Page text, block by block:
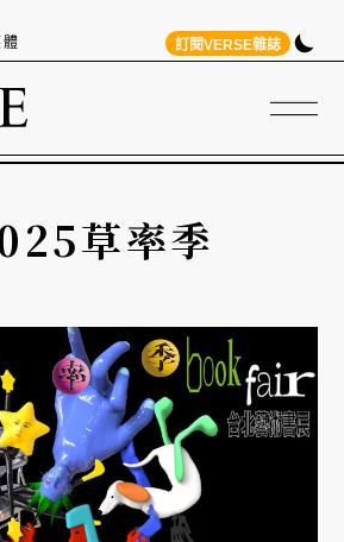
訂閱VERSE雜誌
草率季